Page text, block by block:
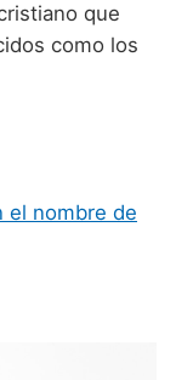
que
como los
el nombre de